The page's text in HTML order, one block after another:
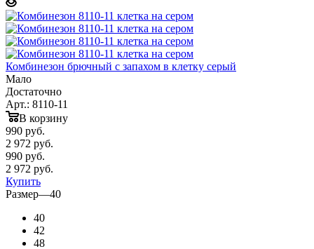
Комбинезон брючный с запахом в клетку серый
Мало
Достаточно
Арт.: 8110-11
В корзину
990 руб.
2 972 руб.
990 руб.
2 972 руб.
Купить
Размер—40
40
42
48